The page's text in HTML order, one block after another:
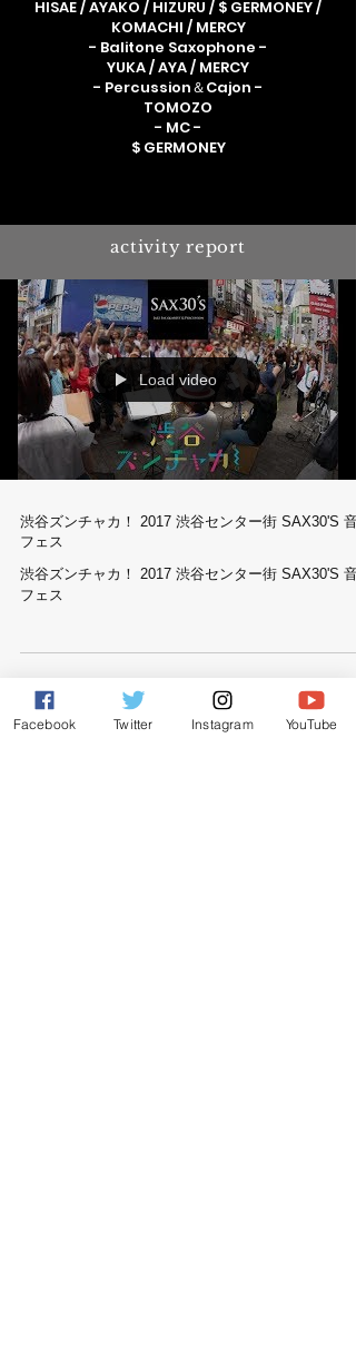
HISAE / AYAKO / HIZURU / $ GERMONEY /
KOMACHI / MERCY
- Balitone Saxophone -
YUKA / AYA / MERCY
- Percussion＆Cajon -
TOMOZO
- MC -
$ GERMONEY
activity report
Load video
渋谷ズンチャカ！ 2017 渋谷センター街 SAX30'S 音
フェス
渋谷ズンチャカ！ 2017 渋谷センター街 SAX30'S 音楽
フェス
Facebook Twitter Instagram YouTube